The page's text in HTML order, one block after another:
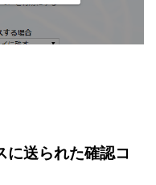
送られた確認コ